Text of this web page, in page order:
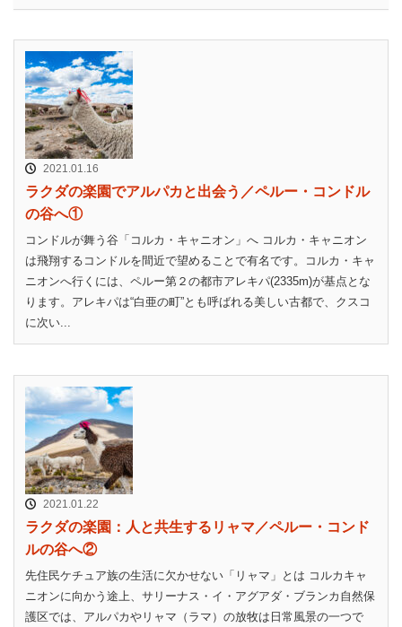
2021.01.16
ラクダの楽園でアルパカと出会う／ペルー・コンドル
の谷へ①
コンドルが舞う谷「コルカ・キャニオン」へ コルカ・キャニオン
は飛翔するコンドルを間近で望めることで有名です。コルカ・キャ
ニオンへ行くには、ペルー第２の都市アレキパ(2335m)が基点とな
ります。アレキパは“白亜の町”とも呼ばれる美しい古都で、クスコ
に次い...
2021.01.22
ラクダの楽園：人と共生するリャマ／ペルー・コンド
ルの谷へ②
先住民ケチュア族の生活に欠かせない「リャマ」とは コルカキャ
ニオンに向かう途上、サリーナス・イ・アグアダ・ブランカ自然保
護区では、アルパカやリャマ（ラマ）の放牧は日常風景の一つで